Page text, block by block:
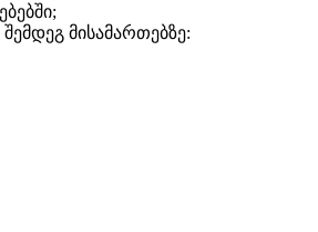
მისამართებზე: